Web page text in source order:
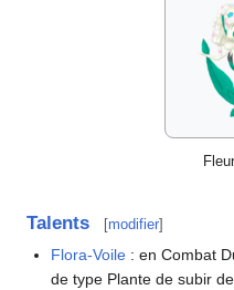
Talents [modifier]
Flora-Voile : en Combat
de type Plante de subir